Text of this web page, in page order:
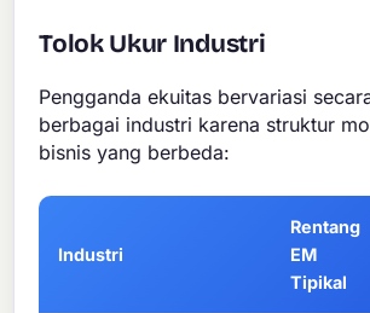
Tolok Ukur Industri
Pengganda ekuitas bervariasi
berbagai industri karena struktur
bisnis yang berbeda:
Industri
Rentang
EM
Tipikal